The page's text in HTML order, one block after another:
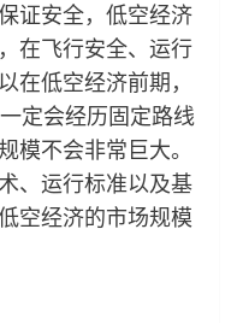
证安全，低空经济
在飞行安全、运行
在低空经济前期，
定会经历固定路线
模不会非常巨大。
、运行标准以及基
空经济的市场规模